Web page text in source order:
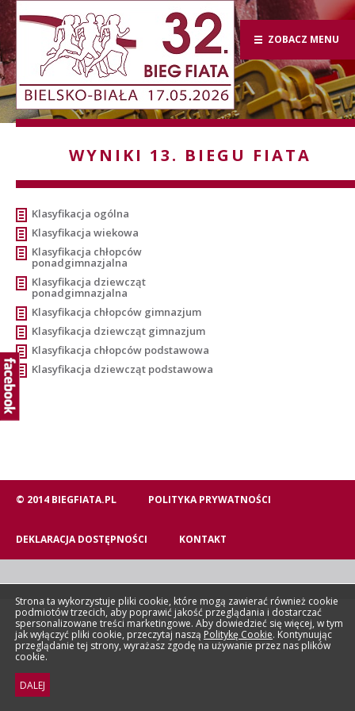
ZOBACZ MENU
WYNIKI 13. BIEGU FIATA
Klasyfikacja ogólna
Klasyfikacja wiekowa
Klasyfikacja chłopców
ponadgimnazjalna
Klasyfikacja dziewcząt
ponadgimnazjalna
Klasyfikacja chłopców gimnazjum
Klasyfikacja dziewcząt gimnazjum
Klasyfikacja chłopców podstawowa
Klasyfikacja dziewcząt podstawowa
© 2014 BIEGFIATA.PL POLITYKA PRYWATNOŚCI
DEKLARACJA DOSTĘPNOŚCI KONTAKT
Strona ta wykorzystuje pliki cookie, które mogą zawierać również cookie
podmiotów trzecich, aby poprawić jakość przeglądania i dostarczać
spersonalizowane treści marketingowe. Aby dowiedzieć się więcej, w tym
jak wyłączyć pliki cookie, przeczytaj naszą Politykę Cookie. Kontynuując
przeglądanie tej strony, wyrażasz zgodę na używanie przez nas plików
cookie.
DALEJ